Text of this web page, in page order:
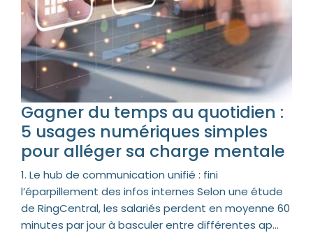
Gagner du temps au quotidien :
5 usages numériques simples
pour alléger sa charge mentale
1. Le hub de communication unifié : fini
l’éparpillement des infos internes Selon une étude
de RingCentral, les salariés perdent en moyenne 60
minutes par jour à basculer entre différentes ap...